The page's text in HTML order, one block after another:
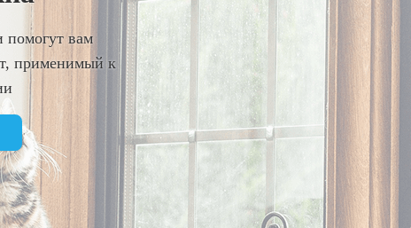
помогут вам
применимый к